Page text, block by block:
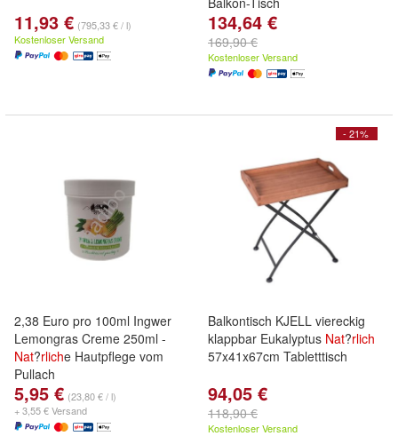
11,93 € (795,33 € / l)
Kostenloser Versand
134,64 €
169,90 €
Kostenloser Versand
2,38 Euro pro 100ml Ingwer
Lemongras Creme 250ml -
Nat?rliche Hautpflege vom
Pullach
5,95 € (23,80 € / l)
+ 3,55 € Versand
- 21%
Balkontisch KJELL viereckig
klappbar Eukalyptus Nat?rlich
57x41x67cm Tabletttisch
94,05 €
118,90 €
Kostenloser Versand